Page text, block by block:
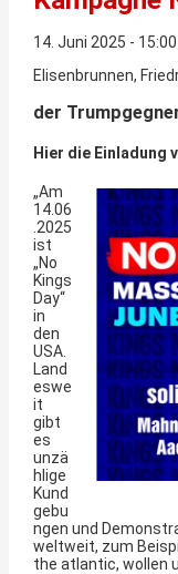
14. Juni 2025 -
Elisenbrunnen,
der
Hier die Einladung
„Am
14.06
.2025
ist
„No
Kings
Day“
in
den
USA.
Land
eswe
it
gibt
es
unzä
hlige
Kund
gebu
ngen und
weltweit, zum
the atlantic, wollen